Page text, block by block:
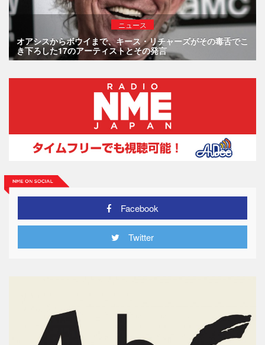
ニュース
オアシスからボウイまで、キース・リチャーズがその毒舌でこ
き下ろした17のアーティストとその発言
Facebook
Twitter